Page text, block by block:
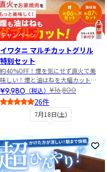
7月18日(土)
キャンペーン
イワタニ マルチカットグリル
特別セット
約40%OFF！煙を気にせず直火で美
味しい！煙と油はねを大幅カットの
焼き肉グリル特別セット
¥9,980 （税込） ¥16,800
26件
入りに登録 お